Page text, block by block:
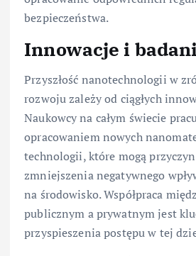
bezpieczeństwa.
Innowacje i
Przyszłość nanotechnologii w
rozwoju zależy od ciągłych
Naukowcy na całym świecie
opracowaniem nowych
technologii, które mogą
zmniejszenia negatywnego
na środowisko. Współpraca
publicznym a prywatnym jest
przyspieszenia postępu w tej